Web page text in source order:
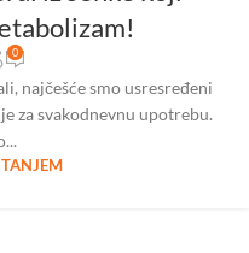
0
najčešće smo usresređeni
za svakodnevnu upotrebu.